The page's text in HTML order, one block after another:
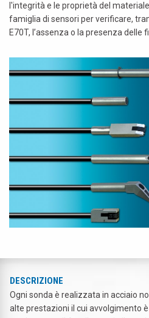
l'integrità e le proprietà del
famiglia di sensori per verificare,
E70T, l’assenza o la presenza
DESCRIZIONE
Ogni sonda è realizzata in acciaio
alte prestazioni il cui avvolgimento